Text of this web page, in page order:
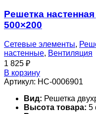
Решетка
500×200
Сетевые элементы,
настенные, Вентиляция
1 825 ₽
В корзину
Артикул: НС-0006901
Вид: Решетка
Высота товара: 5